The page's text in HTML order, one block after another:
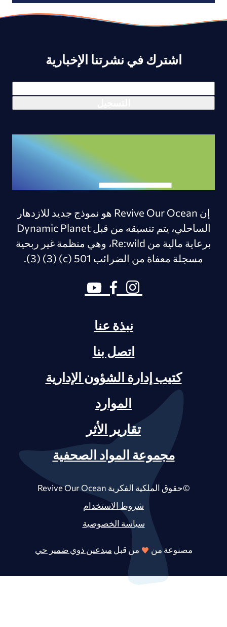
اشترك في نشرتنا الإخبارية
إن Revive Our Ocean هو نموذج جديد للازدهار
الساحلي، يتم تنسيقه من قبل Dynamic Planet
برعاية مالية من Re:wild، وهي منظمة غير ربحية
مسجلة معفاة من الضرائب 501 (c) (3) (3).
نبذة عنا
اتصل بنا
كتيب إدارة الشؤون الإدارية
الموارد
تقارير الأثر
مجموعة المواد الصحفية
©حقوق الملكية الفكرية Revive Our Ocean
شروط الاستخدام
سياسة الخصوصية
مصنوعة من من قبلمبدعين ذوي ضمير حي